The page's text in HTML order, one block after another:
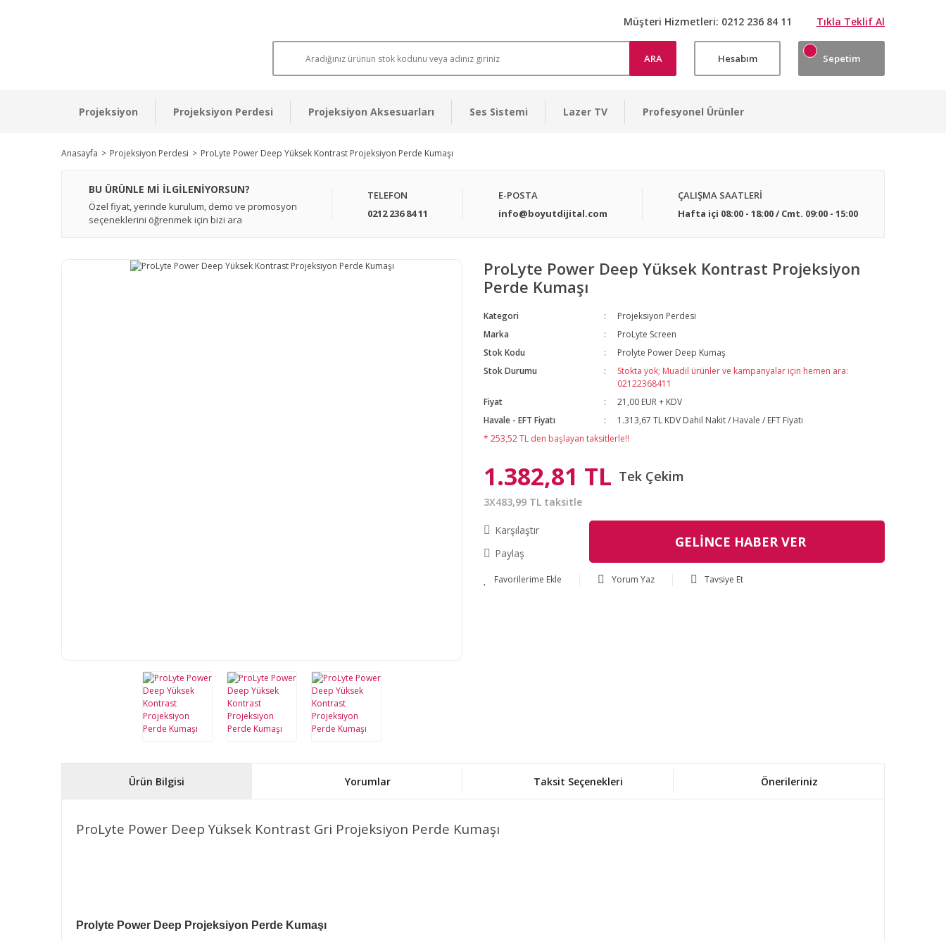
Müşteri Hizmetleri: 0212 236 84 11 Tıkla Teklif Al
ARA Hesabım Sepetim
Projeksiyon Projeksiyon Perdesi Projeksiyon Aksesuarları Ses Sistemi Lazer TV Profesyonel Ürünler
Anasayfa Projeksiyon Perdesi ProLyte Power Deep Yüksek Kontrast Projeksiyon Perde Kumaşı
BU ÜRÜNLE Mİ İLGİLENİYORSUN?
Özel fiyat, yerinde kurulum, demo ve promosyon
seçeneklerini öğrenmek için bizi ara
TELEFON
0212 236 84 11
E-POSTA
info@boyutdijital.com
ÇALIŞMA SAATLERİ
Hafta içi 08:00 - 18:00 / Cmt. 09:00 - 15:00
ProLyte Power Deep Yüksek Kontrast Projeksiyon
Perde Kumaşı
Kategori
Projeksiyon Perdesi
Marka
ProLyte Screen
Stok Kodu
Prolyte Power Deep Kumaş
Stok Durumu
Stokta yok; Muadil ürünler ve kampanyalar için hemen ara:
02122368411
Fiyat
21,00 EUR + KDV
Havale - EFT Fiyatı
1.313,67 TL KDV Dahil Nakit / Havale / EFT Fiyatı
* 253,52 TL den başlayan taksitlerle!!
1.382,81 TL Tek Çekim
3X483,99 TL taksitle
Karşılaştır
Paylaş
GELİNCE HABER VER
Yorum Yaz Tavsiye Et
Ürün Bilgisi Yorumlar Taksit Seçenekleri Önerileriniz
ProLyte Power Deep Yüksek Kontrast Gri Projeksiyon Perde Kumaşı
Prolyte Power Deep Projeksiyon Perde Kumaşı